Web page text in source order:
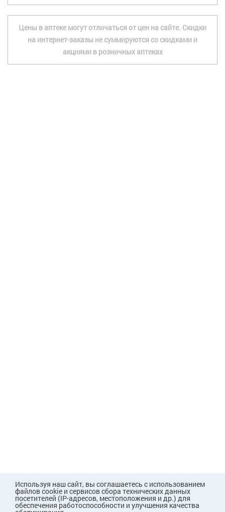
Цены в аптеке могут отличаться от цен на сайте. Скидки
на интернет-заказы не суммируются со скидками и
акциями в розничных аптеках
Используя наш сайт, вы соглашаетесь с использованием
файлов cookie и сервисов сбора технических данных
посетителей (IP-адресов, местоположения и др.) для
обеспечения работоспособности и улучшения качества